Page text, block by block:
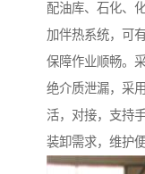
配油库、石化、
加伴热系统，可
保障作业顺畅。
绝介质泄漏，采
活，对接，支持
装卸需求，维护